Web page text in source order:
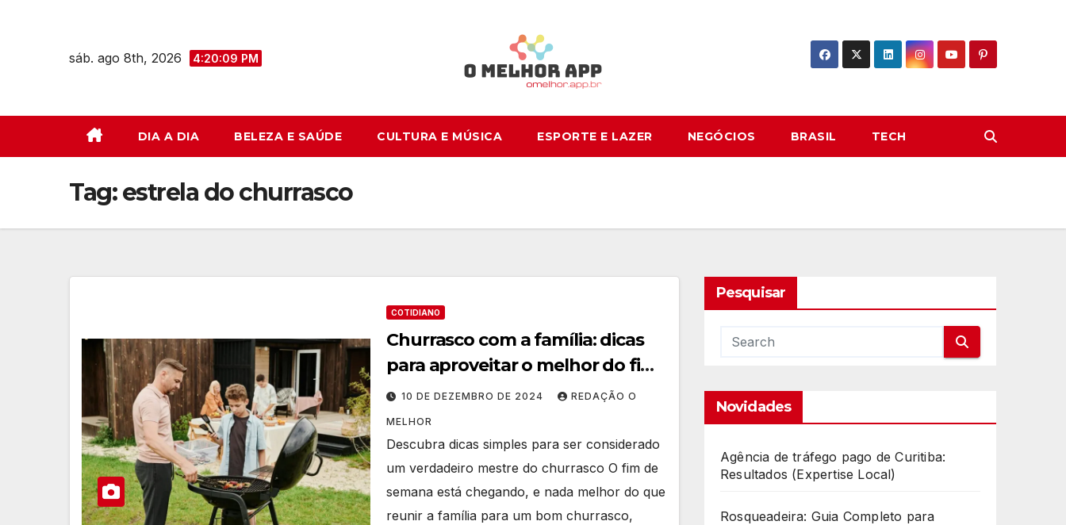
sáb. ago 8th, 2026 4:20:10 PM
DIA A DIA BELEZA E SAÚDE CULTURA E MÚSICA ESPORTE E LAZER NEGÓCIOS BRASIL TECH
Tag:estrela do churrasco
COTIDIANO
Churrasco com a família: dicas
para aproveitar o melhor do fim
de semana
10 DE DEZEMBRO DE 2024 REDAÇÃO O
MELHOR
Descubra dicas simples para ser considerado
um verdadeiro mestre do churrasco O fim de
semana está chegando, e nada melhor do que
reunir a família para um bom churrasco,
Pesquisar
Novidades
Agência de tráfego pago de Curitiba:
Resultados (Expertise Local)
Rosqueadeira: Guia Completo para